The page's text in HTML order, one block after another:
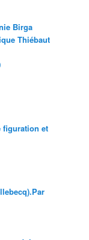
Birga
Thiébaut
figuration et